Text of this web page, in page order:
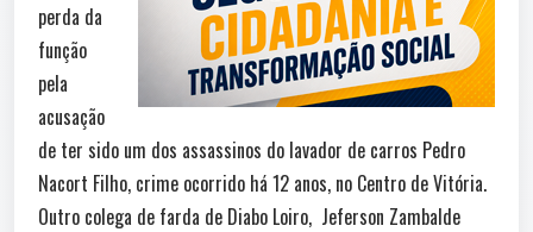
perda da
função
pela
acusação
de ter sido um dos assassinos do lavador de carros Pedro
Nacort Filho, crime ocorrido há 12 anos, no Centro de Vitória.
Outro colega de farda de Diabo Loiro, Jeferson Zambalde